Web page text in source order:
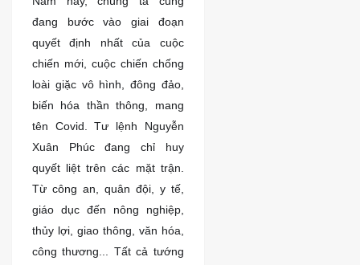
đang bước vào giai đoạn
quyết định nhất của cuộc
chiến mới, cuộc chiến chống
loài giặc vô hình, đông đảo,
biến hóa thần thông, mang
tên Covid. Tư lệnh Nguyễn
Xuân Phúc đang chỉ huy
quyết liệt trên các mặt trận.
Từ công an, quân đội, y tế,
giáo dục đến nông nghiệp,
thủy lợi, giao thông, văn hóa,
công thương... Tất cả tướng